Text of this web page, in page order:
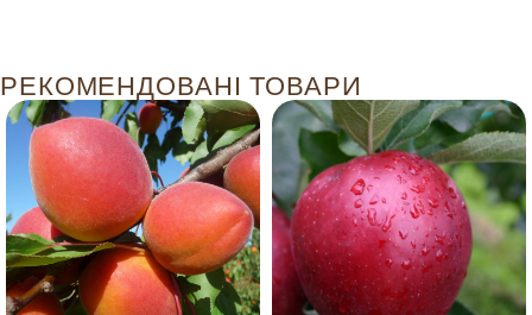
РЕКОМЕНДОВАНІ ТОВАРИ